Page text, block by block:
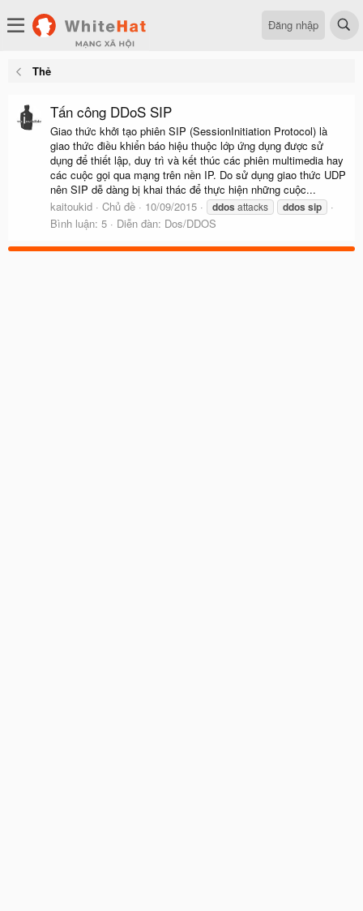
Đăng nhập
Thẻ
Tấn công DDoS SIP
Giao thức khởi tạo phiên SIP (SessionInitiation Protocol) là
giao thức điều khiển báo hiệu thuộc lớp ứng dụng được sử
dụng để thiết lập, duy trì và kết thúc các phiên multimedia hay
các cuộc gọi qua mạng trên nền IP. Do sử dụng giao thức UDP
nên SIP dễ dàng bị khai thác để thực hiện những cuộc...
kaitoukid
Chủ đề 10/09/2015 ddos attacks ddos sip
Bình luận: 5 Diễn đàn: Dos/DDOS